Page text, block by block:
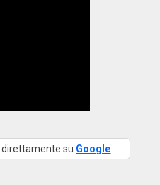
direttamente su Google